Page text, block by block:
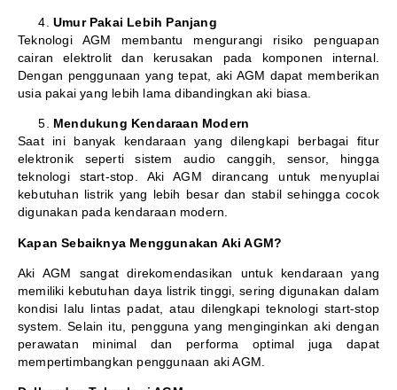
Umur Pakai Lebih Panjang
Teknologi AGM membantu mengurangi risiko penguapan
cairan elektrolit dan kerusakan pada komponen internal.
Dengan penggunaan yang tepat, aki AGM dapat memberikan
usia pakai yang lebih lama dibandingkan aki biasa.
Mendukung Kendaraan Modern
Saat ini banyak kendaraan yang dilengkapi berbagai fitur
elektronik seperti sistem audio canggih, sensor, hingga
teknologi start-stop. Aki AGM dirancang untuk menyuplai
kebutuhan listrik yang lebih besar dan stabil sehingga cocok
digunakan pada kendaraan modern.
Kapan Sebaiknya Menggunakan Aki AGM?
Aki AGM sangat direkomendasikan untuk kendaraan yang
memiliki kebutuhan daya listrik tinggi, sering digunakan dalam
kondisi lalu lintas padat, atau dilengkapi teknologi start-stop
system. Selain itu, pengguna yang menginginkan aki dengan
perawatan minimal dan performa optimal juga dapat
mempertimbangkan penggunaan aki AGM.